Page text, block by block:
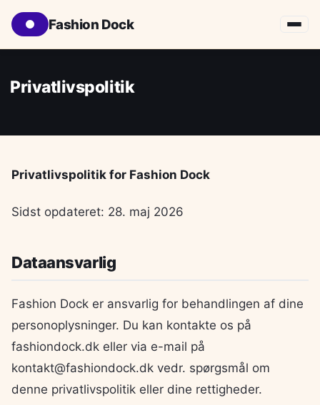
Fashion Dock
Privatlivspolitik
Privatlivspolitik for Fashion Dock
Sidst opdateret: 28. maj 2026
Dataansvarlig
Fashion Dock er ansvarlig for behandlingen af dine
personoplysninger. Du kan kontakte os på
fashiondock.dk eller via e-mail på
kontakt@fashiondock.dk vedr. spørgsmål om
denne privatlivspolitik eller dine rettigheder.